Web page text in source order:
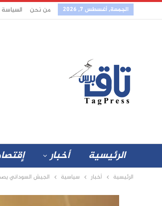
الجمعة, أغسطس 7, 2026 من نحن السياسة
الرئيسية أخبار
الرئيسية أخبار سياسية الجيش السوداني